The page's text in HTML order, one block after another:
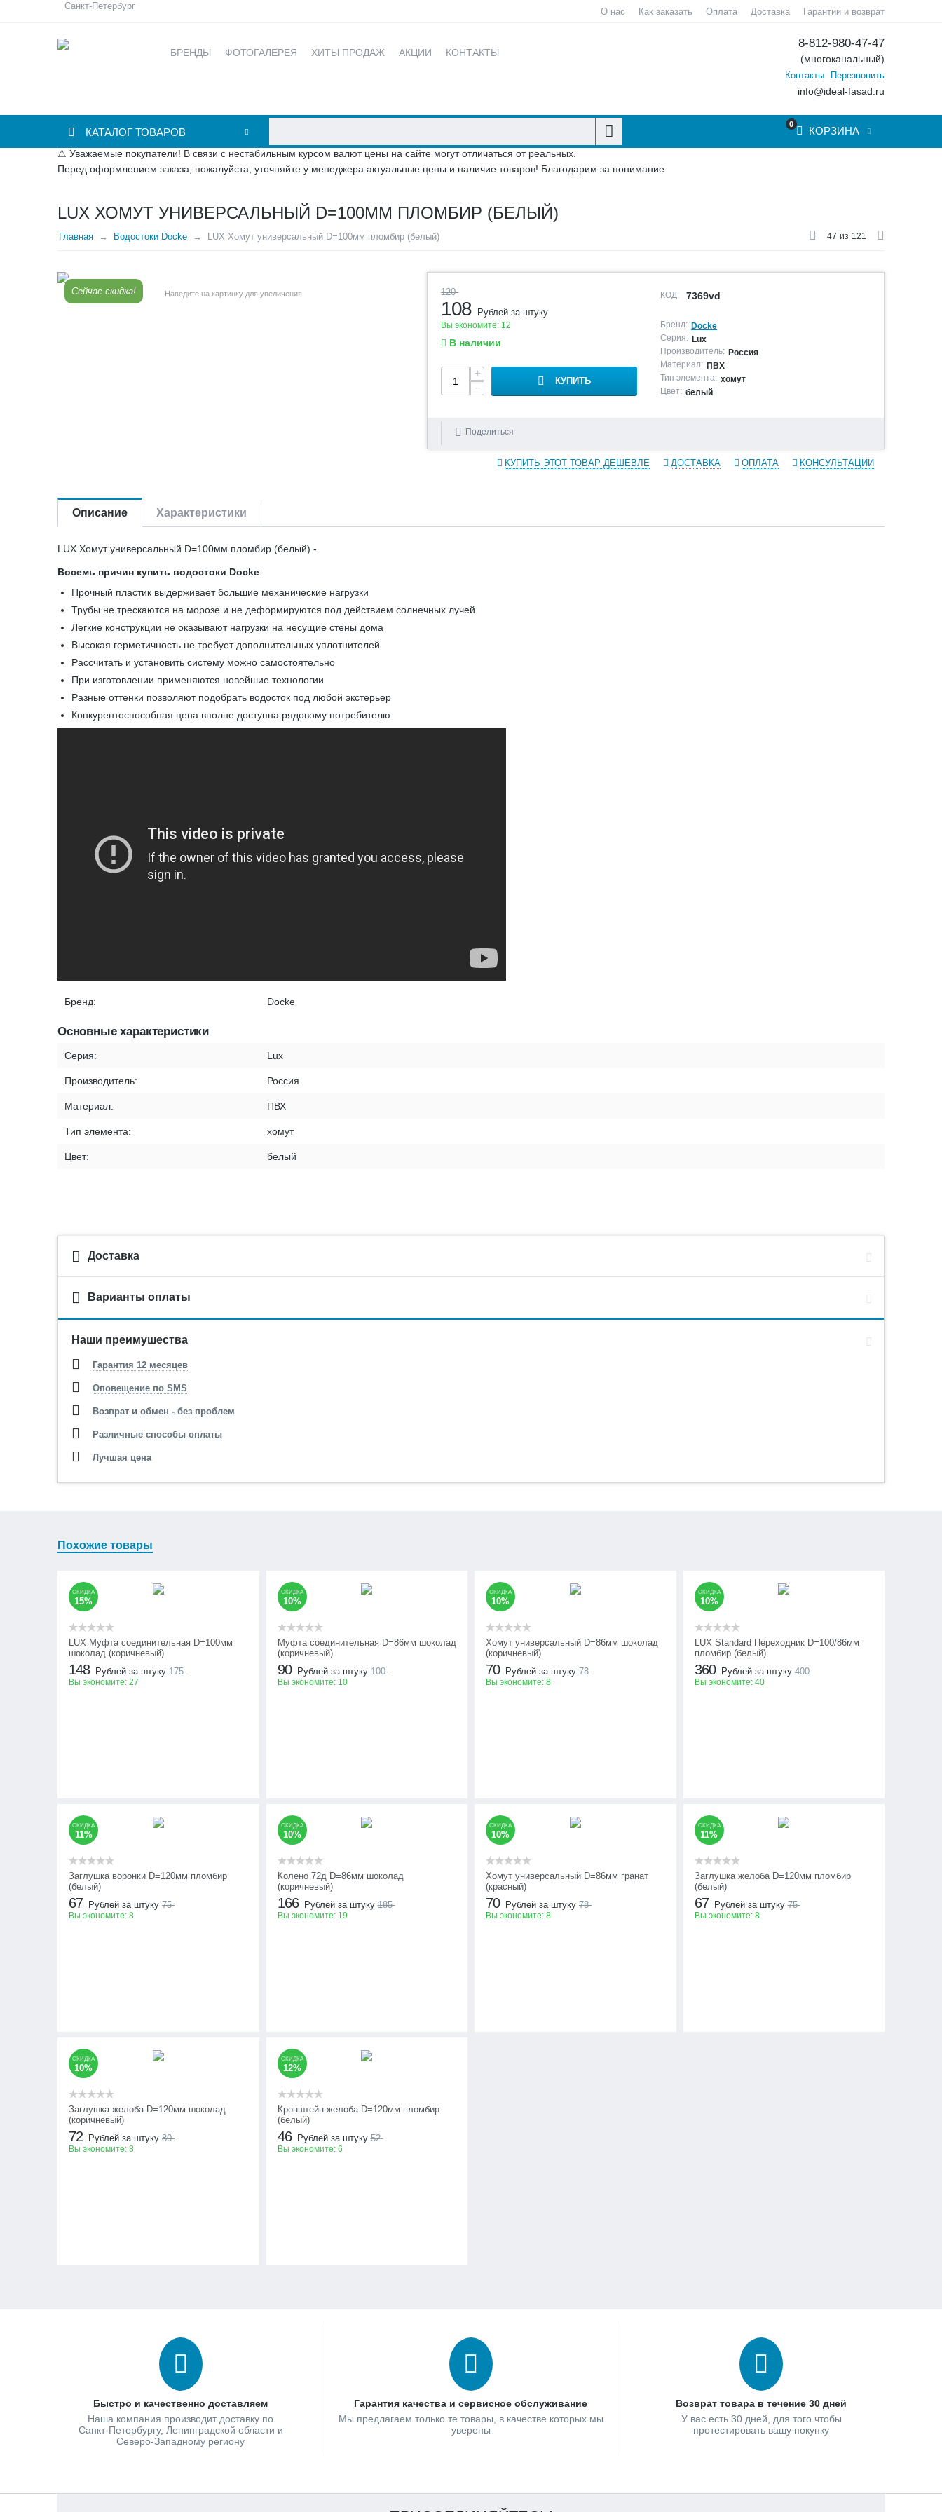
Санкт-Петербург
О нас Как заказать Оплата Доставка Гарантии и возврат
БРЕНДЫ ФОТОГАЛЕРЕЯ ХИТЫ ПРОДАЖ АКЦИИ КОНТАКТЫ
8-812-980-47-47
(многоканальный)
Контакты Перезвонить
info@ideal-fasad.ru
КАТАЛОГ ТОВАРОВ
0
КОРЗИНА
⚠ Уважаемые покупатели! В связи с нестабильным курсом валют цены на сайте могут отличаться от реальных.
Перед оформлением заказа, пожалуйста, уточняйте у менеджера актуальные цены и наличие товаров! Благодарим за понимание.
LUX ХОМУТ УНИВЕРСАЛЬНЫЙ D=100ММ ПЛОМБИР (БЕЛЫЙ)
Главная Водостоки Docke LUX Хомут универсальный D=100мм пломбир (белый) 47 из 121
Сейчас скидка! Наведите на картинку для увеличения 120
108 Рублей за штуку
Вы экономите: 12
В наличии
+
−
КУПИТЬ
КОД: 7369vd
Бренд: Docke
Серия: Lux
Производитель: Россия
Материал: ПВХ
Тип элемента: хомут
Цвет: белый
Поделиться
КУПИТЬ ЭТОТ ТОВАР ДЕШЕВЛЕ ДОСТАВКА ОПЛАТА КОНСУЛЬТАЦИИ
Описание Характеристики
LUX Хомут универсальный D=100мм пломбир (белый) -
Восемь причин купить водостоки Docke
Прочный пластик выдерживает большие механические нагрузки
Трубы не трескаются на морозе и не деформируются под действием солнечных лучей
Легкие конструкции не оказывают нагрузки на несущие стены дома
Высокая герметичность не требует дополнительных уплотнителей
Рассчитать и установить систему можно самостоятельно
При изготовлении применяются новейшие технологии
Разные оттенки позволяют подобрать водосток под любой экстерьер
Конкурентоспособная цена вполне доступна рядовому потребителю
Бренд: Docke
Основные характеристики
Серия: Lux
Производитель: Россия
Материал: ПВХ
Тип элемента: хомут
Цвет: белый
Доставка
Варианты оплаты
Наши преимушества
Гарантия 12 месяцев
Оповещение по SMS
Возврат и обмен - без проблем
Различные способы оплаты
Лучшая цена
Похожие товары
СКИДКА
15%
LUX Муфта соединительная D=100мм
шоколад (коричневый)
148 Рублей за штуку 175
Вы экономите: 27
СКИДКА
10%
Муфта соединительная D=86мм шоколад
(коричневый)
90 Рублей за штуку 100
Вы экономите: 10
СКИДКА
10%
Хомут универсальный D=86мм шоколад
(коричневый)
70 Рублей за штуку 78
Вы экономите: 8
СКИДКА
10%
LUX Standard Переходник D=100/86мм
пломбир (белый)
360 Рублей за штуку 400
Вы экономите: 40
СКИДКА
11%
Заглушка воронки D=120мм пломбир
(белый)
67 Рублей за штуку 75
Вы экономите: 8
СКИДКА
10%
Колено 72д D=86мм шоколад
(коричневый)
166 Рублей за штуку 185
Вы экономите: 19
СКИДКА
10%
Хомут универсальный D=86мм гранат
(красный)
70 Рублей за штуку 78
Вы экономите: 8
СКИДКА
11%
Заглушка желоба D=120мм пломбир
(белый)
67 Рублей за штуку 75
Вы экономите: 8
СКИДКА
10%
Заглушка желоба D=120мм шоколад
(коричневый)
72 Рублей за штуку 80
Вы экономите: 8
СКИДКА
12%
Кронштейн желоба D=120мм пломбир
(белый)
46 Рублей за штуку 52
Вы экономите: 6
Быстро и качественно доставляем
Наша компания производит доставку по
Санкт-Петербургу, Ленинградской области и
Северо-Западному региону
Гарантия качества и сервисное обслуживание
Мы предлагаем только те товары, в качестве которых мы
уверены
Возврат товара в течение 30 дней
У вас есть 30 дней, для того чтобы
протестировать вашу покупку